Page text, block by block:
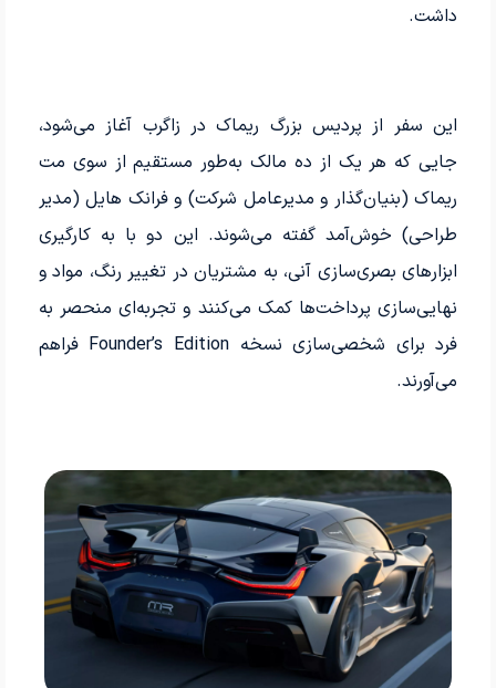
داشت.
این سفر از پردیس بزرگ ریماک در زاگرب آغاز می‌شود،
جایی که هر یک از ده مالک به‌طور مستقیم از سوی مت
ریماک (بنیان‌گذار و مدیرعامل شرکت) و فرانک هایل (مدیر
طراحی) خوش‌آمد گفته می‌شوند. این دو با به کارگیری
ابزارهای بصری‌سازی آنی، به مشتریان در تغییر رنگ، مواد و
نهایی‌سازی پرداخت‌ها کمک می‌کنند و تجربه‌ای منحصر به
فرد برای شخصی‌سازی نسخه Founder’s Edition فراهم
می‌آورند.